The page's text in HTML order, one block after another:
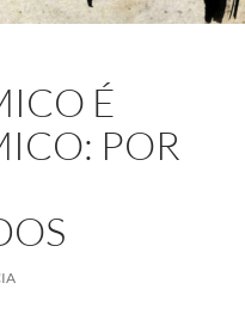
É
POR